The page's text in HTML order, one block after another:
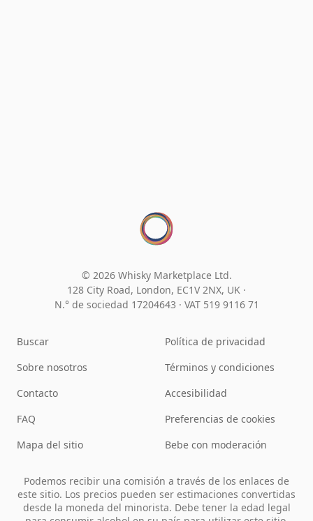
© 2026 Whisky Marketplace Ltd.
128 City Road, London, EC1V 2NX, UK ·
N.° de sociedad 17204643 · VAT 519 9116 71
Buscar
Sobre nosotros
Contacto
FAQ
Mapa del sitio
Política de privacidad
Términos y condiciones
Accesibilidad
Preferencias de cookies
Bebe con moderación
Podemos recibir una comisión a través de los enlaces de
este sitio. Los precios pueden ser estimaciones convertidas
desde la moneda del minorista. Debe tener la edad legal